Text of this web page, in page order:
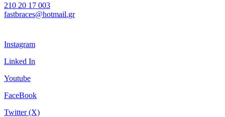
210 20 17 003
fastbraces@hotmail.gr
Instagram
Linked In
Youtube
FaceBook
Twitter (X)